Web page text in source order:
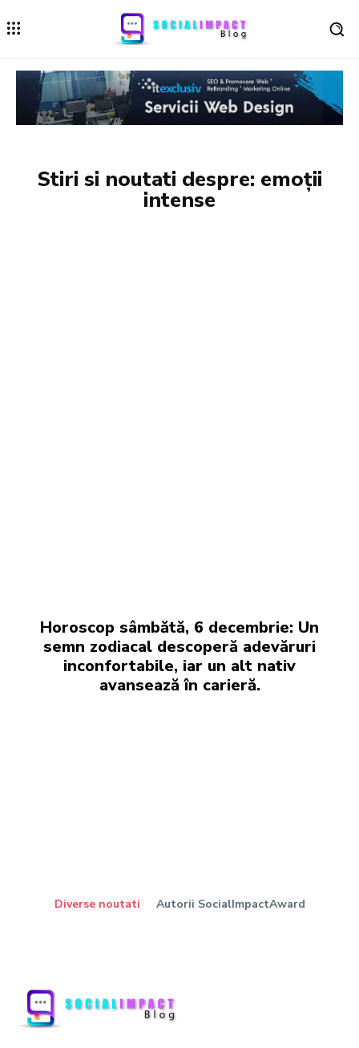
Stiri si noutati despre: emoții
intense
Horoscop sâmbătă, 6 decembrie: Un
semn zodiacal descoperă adevăruri
inconfortabile, iar un alt nativ
avansează în carieră.
Diverse noutati Autorii SocialImpactAward